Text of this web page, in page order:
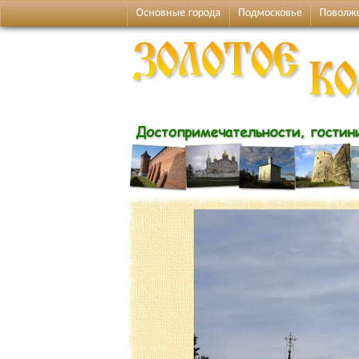
Основные города Подмосковье